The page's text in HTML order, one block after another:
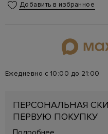
Добавить в избранное
Ежедневно с 10:00 до 21:00
ПЕРСОНАЛЬНАЯ
ПЕРВУЮ ПОКУПКУ